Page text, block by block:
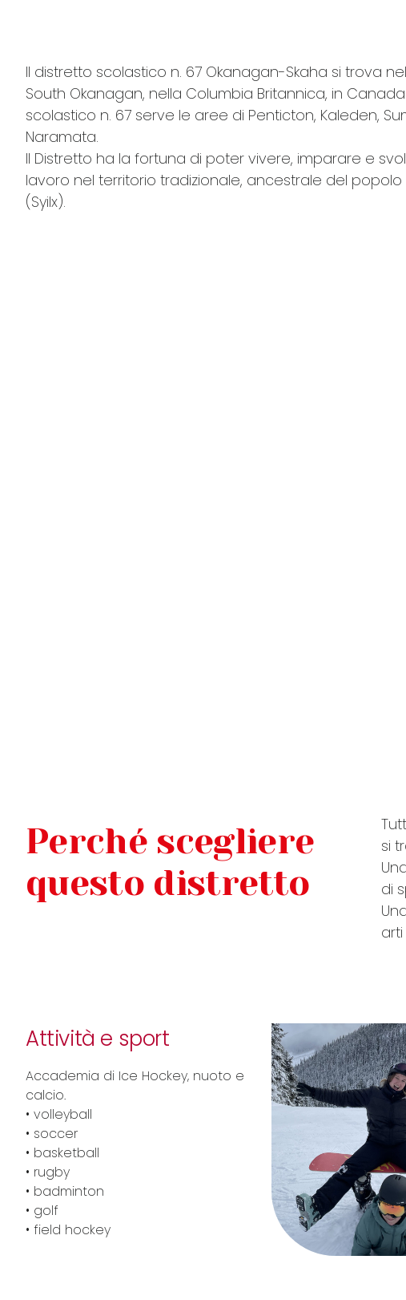
Il distretto scolastico n. 67 Okanagan-Skaha si trova
South Okanagan, nella Columbia Britannica, in
scolastico n. 67 serve le aree di Penticton, Kaleden,
Naramata.
Il Distretto ha la fortuna di poter vivere, imparare e
lavoro nel territorio tradizionale, ancestrale del
(Syilx).
Perché scegliere
questo distretto
si
di
Attività e sport
Accademia di Ice Hockey, nuoto e
calcio.
• volleyball
• soccer
• basketball
• rugby
• badminton
• golf
• field hockey